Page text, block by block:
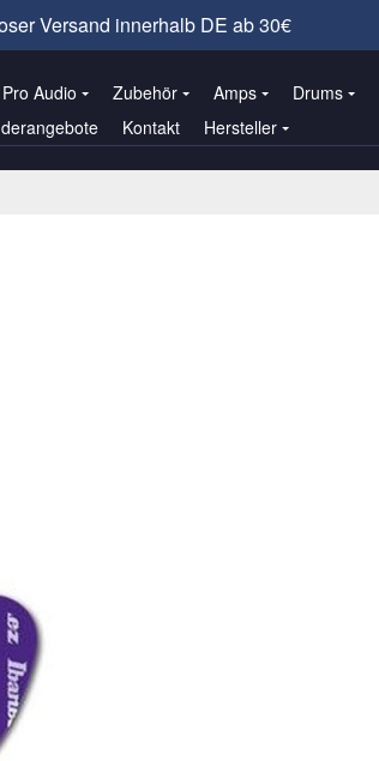
Versand innerhalb DE ab 30€
Pro Audio Zubehör Amps Drums
Kontakt Hersteller